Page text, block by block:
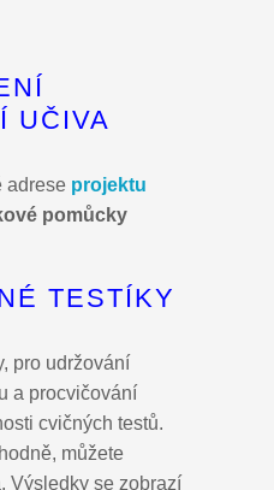
UČIVA
adrese projektu
pomůcky
TESTÍKY
pro udržování
a procvičování
cvičných testů.
můžete
Výsledky se zobrazí